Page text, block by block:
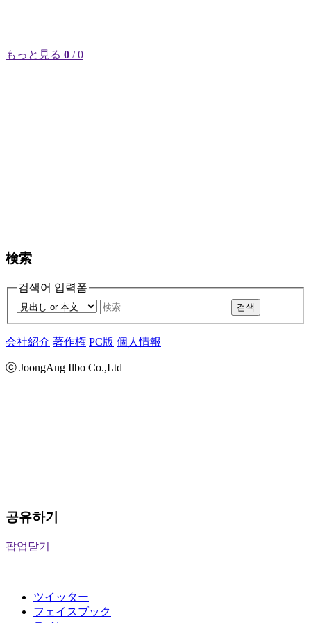
もっと見る 0 / 0
検索
검색어 입력폼
검색
会社紹介 著作権 PC版 個人情報
ⓒ JoongAng Ilbo Co.,Ltd
공유하기
팝업닫기
ツイッター
フェイスブック